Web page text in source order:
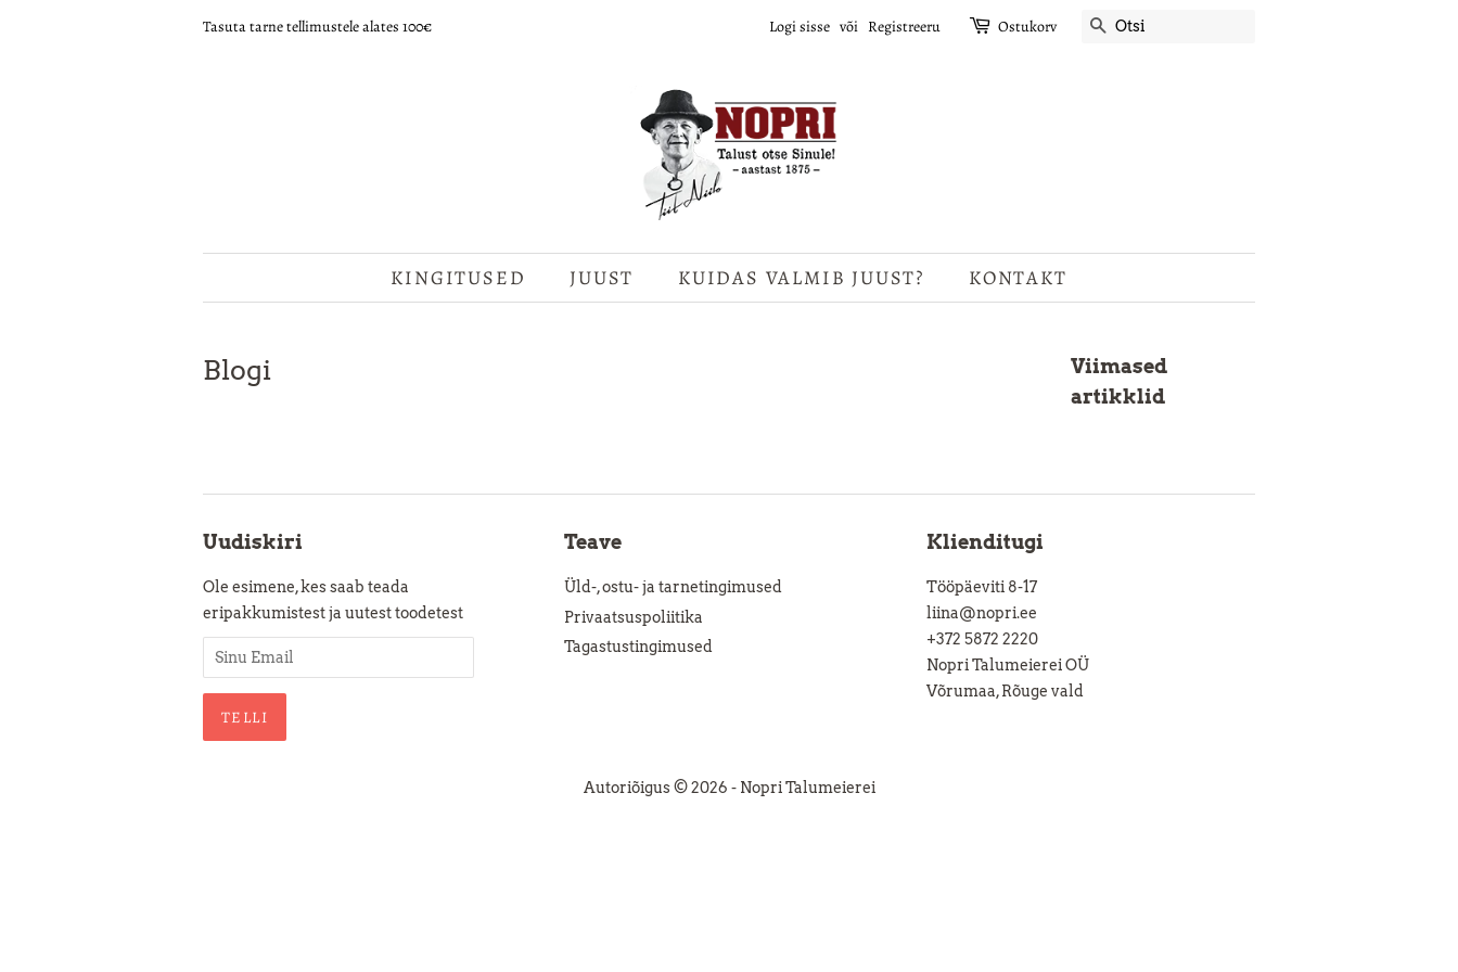
Tasuta tarne tellimustele alates 100€ Logi sisse või Registreeru Ostukorv OTSI
KINGITUSED JUUST KUIDAS VALMIB JUUST? KONTAKT
Blogi
Viimased
artikklid
Uudiskiri
Ole esimene, kes saab teada
eripakkumistest ja uutest toodetest
Teave
Üld-, ostu- ja tarnetingimused
Privaatsuspoliitika
Tagastustingimused
Klienditugi
Tööpäeviti 8-17
liina@nopri.ee
+372 5872 2220
Nopri Talumeierei OÜ
Võrumaa, Rõuge vald
Autoriõigus © 2026 - Nopri Talumeierei